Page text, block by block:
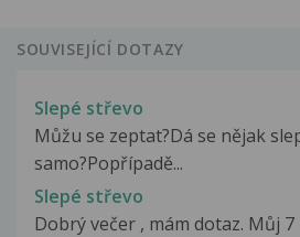
SOUVISEJÍCÍ DOTAZY
Slepé střevo
Můžu se zeptat?Dá se nějak
samo?Popřípadě...
Slepé střevo
Dobrý večer , mám dotaz. Můj